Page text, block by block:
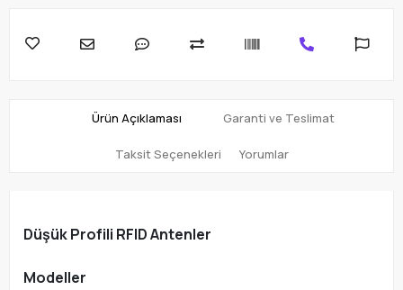
Ürün Açıklaması Garanti ve Teslimat
Taksit Seçenekleri Yorumlar
Düşük Profili RFID Antenler
Modeller